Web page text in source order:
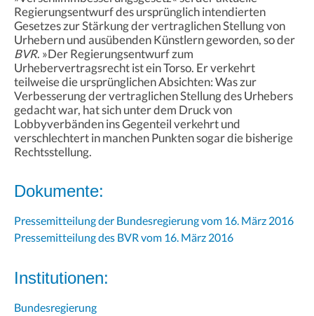
Regierungsentwurf des ursprünglich intendierten
Gesetzes zur Stärkung der vertraglichen Stellung von
Urhebern und ausübenden Künstlern geworden, so der
BVR. »Der Regierungsentwurf zum
Urhebervertragsrecht ist ein Torso. Er verkehrt
teilweise die ursprünglichen Absichten: Was zur
Verbesserung der vertraglichen Stellung des Urhebers
gedacht war, hat sich unter dem Druck von
Lobbyverbänden ins Gegenteil verkehrt und
verschlechtert in manchen Punkten sogar die bisherige
Rechtsstellung.
Dokumente:
Pressemitteilung der Bundesregierung vom 16. März 2016
Pressemitteilung des BVR vom 16. März 2016
Institutionen:
Bundesregierung